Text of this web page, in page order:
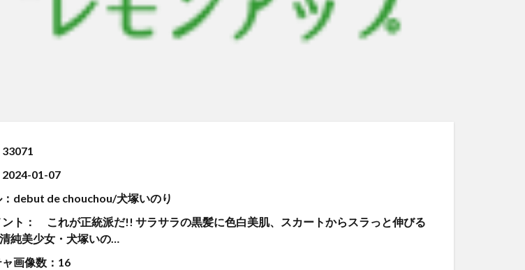
01-07
：debut de chouchou/犬塚いのり
ト：
これが正統派だ!! サラサラの黒髪に色白美肌、スカートからスラっと伸びる
美少女・犬塚いの…
画像数：16